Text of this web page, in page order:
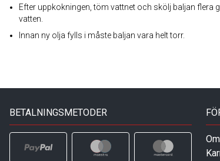
Efter uppkokningen, töm vattnet och skölj baljan flera
vatten.
Innan ny olja fylls i måste baljan vara helt torr.
BETALNINGSMETODER